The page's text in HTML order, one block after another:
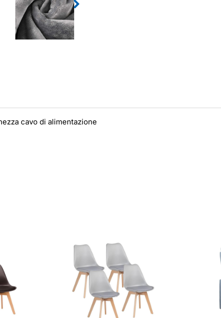
cavo di alimentazione